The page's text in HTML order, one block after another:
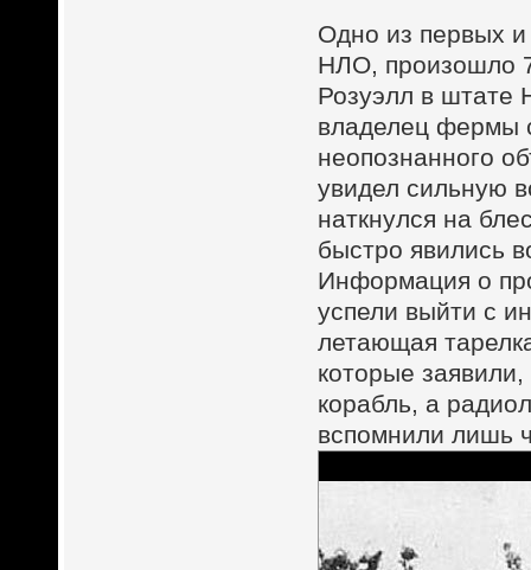
Одно из первых
НЛО, произошло
Розуэлл в штате
владелец фермы
неопознанного
увидел сильную
наткнулся на
быстро явились
Информация о
успели выйти с
летающая
которые
корабль, а
вспомнили лишь